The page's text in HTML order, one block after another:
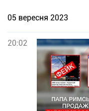
05 вересня 2023
20:02